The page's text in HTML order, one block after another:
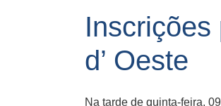
d’ Oeste
Na tarde de quinta-feira,